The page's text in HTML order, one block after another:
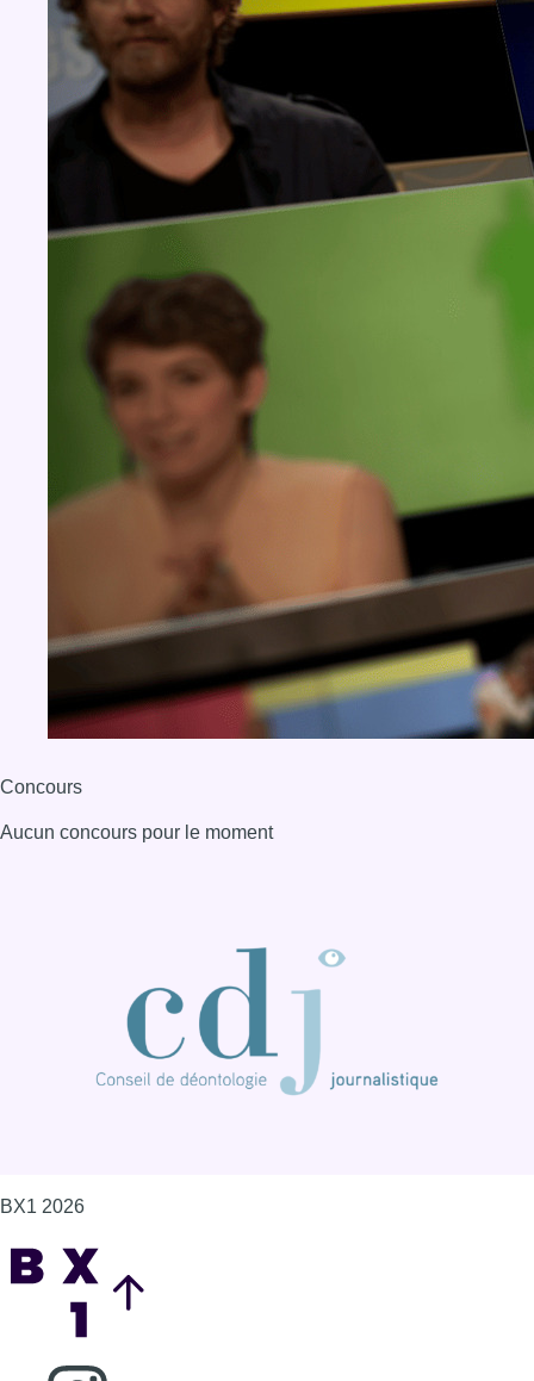
Concours
Aucun concours pour le moment
BX1 2026
Consulter page Instagram